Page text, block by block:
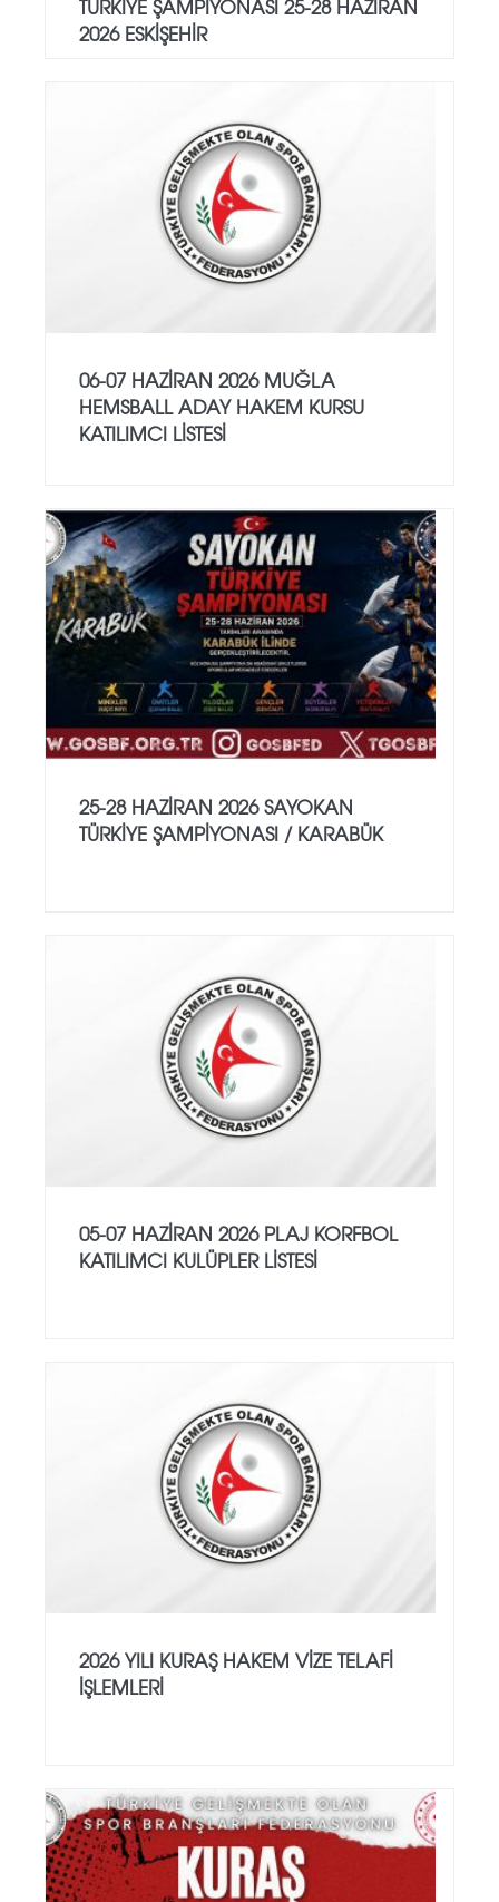
TÜRKİYE ŞAMPİYONASI 25-28 HAZİRAN
2026 ESKİŞEHİR
06-07 HAZİRAN 2026 MUĞLA
HEMSBALL ADAY HAKEM KURSU
KATILIMCI LİSTESİ
25-28 HAZİRAN 2026 SAYOKAN
TÜRKİYE ŞAMPİYONASI / KARABÜK
05-07 HAZİRAN 2026 PLAJ KORFBOL
KATILIMCI KULÜPLER LİSTESİ
2026 YILI KURAŞ HAKEM VİZE TELAFİ
İŞLEMLERİ